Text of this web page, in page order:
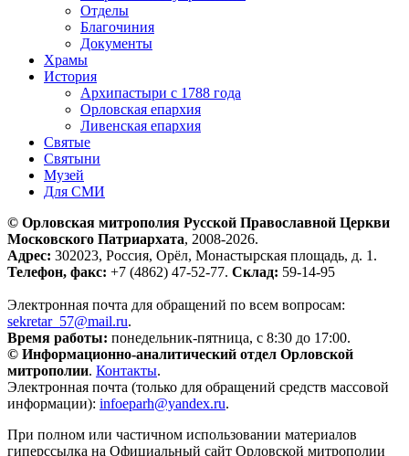
Отделы
Благочиния
Документы
Храмы
История
Архипастыри с 1788 года
Орловская епархия
Ливенская епархия
Святые
Святыни
Музей
Для СМИ
© Орловская митрополия Русской Православной Церкви
Московского Патриархата, 2008-2026.
Адрес: 302023, Россия, Орёл, Монастырская площадь, д. 1.
Телефон, факс: +7 (4862) 47-52-77. Склад: 59-14-95
Электронная почта для обращений по всем вопросам:
sekretar_57@mail.ru.
Время работы: понедельник-пятница, с 8:30 до 17:00.
© Информационно-аналитический отдел Орловской
митрополии. Контакты.
Электронная почта (только для обращений средств массовой
информации): infoeparh@yandex.ru.
При полном или частичном использовании материалов
гиперссылка на Официальный сайт Орловской митрополии